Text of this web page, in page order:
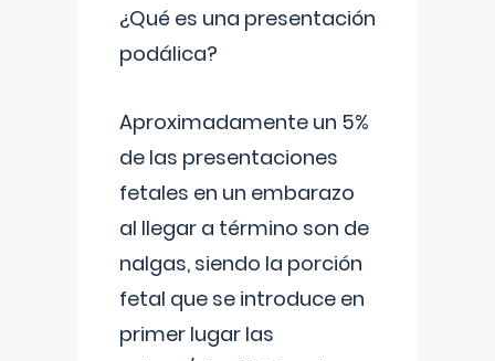
¿Qué es una presentación
podálica?
Aproximadamente un 5%
de las presentaciones
fetales en un embarazo
al llegar a término son de
nalgas, siendo la porción
fetal que se introduce en
primer lugar las